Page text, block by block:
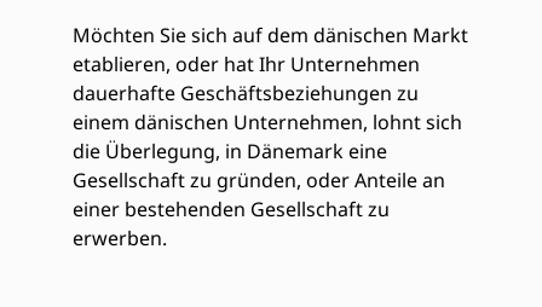
Möchten Sie sich auf dem dänischen Markt
etablieren, oder hat Ihr Unternehmen
dauerhafte Geschäftsbeziehungen zu
einem dänischen Unternehmen, lohnt sich
die Überlegung, in Dänemark eine
Gesellschaft zu gründen, oder Anteile an
einer bestehenden Gesellschaft zu
erwerben.